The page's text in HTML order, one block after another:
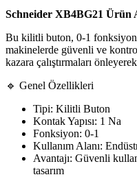
Schneider XB4BG21 Ürün
Bu kilitli buton, 0-1
makinelerde güvenli ve
kazara çalıştırmaları
🔹 Genel Özellikleri
Tipi: Kilitli Buton
Kontak Yapısı: 1 Na
Fonksiyon: 0-1
Kullanım Alanı:
Avantajı: Güvenli
tasarım